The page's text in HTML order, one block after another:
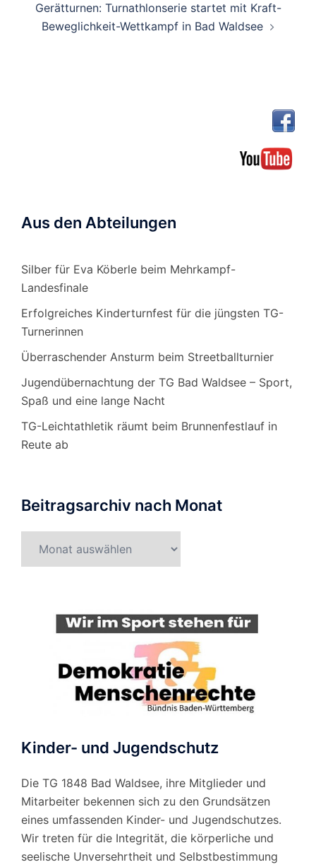
Gerätturnen: Turnathlonserie startet mit Kraft-
Beweglichkeit-Wettkampf in Bad Waldsee
Aus den Abteilungen
Silber für Eva Köberle beim Mehrkampf-
Landesfinale
Erfolgreiches Kinderturnfest für die jüngsten TG-
Turnerinnen
Überraschender Ansturm beim Streetballturnier
Jugendübernachtung der TG Bad Waldsee – Sport,
Spaß und eine lange Nacht
TG-Leichtathletik räumt beim Brunnenfestlauf in
Reute ab
Beitragsarchiv nach Monat
nach
Kinder- und Jugendschutz
Die TG 1848 Bad Waldsee, ihre Mitglieder und
Mitarbeiter bekennen sich zu den Grundsätzen
eines umfassenden Kinder- und Jugendschutzes.
Wir treten für die Integrität, die körperliche und
seelische Unversehrtheit und Selbstbestimmung